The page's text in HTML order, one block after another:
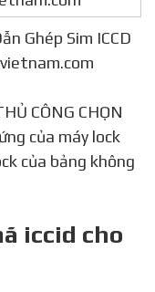
Ghép Sim ICCD
CÔNG CHỌN
của máy lock
của bảng không
iccid cho